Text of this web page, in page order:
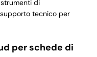
di
tecnico per
per schede di